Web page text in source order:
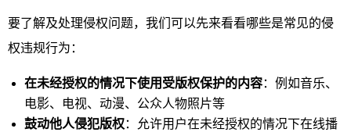
要了解及处理侵权问题，我们可以先来看看哪些是常见的侵
权违规行为：
在未经授权的情况下使用受版权保护的内容：例如音乐、
电影、电视、动漫、公众人物照片等
鼓动他人侵犯版权：允许用户在未经授权的情况下在线播